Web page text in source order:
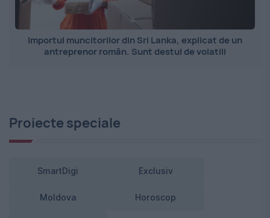
Importul muncitorilor din Sri Lanka, explicat de un
antreprenor român. Sunt destul de volatili
Proiecte speciale
SmartDigi Exclusiv
Moldova Horoscop